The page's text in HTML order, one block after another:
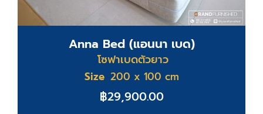
Anna Bed (แอนนา เบด)
โซฟาเบดตัวยาว
Size 200 x 100 cm
฿29,900.00